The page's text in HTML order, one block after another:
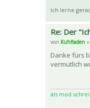
Ich lerne
Re: Der
von Kuhfladen
Danke fürs
vermutlich
als mod